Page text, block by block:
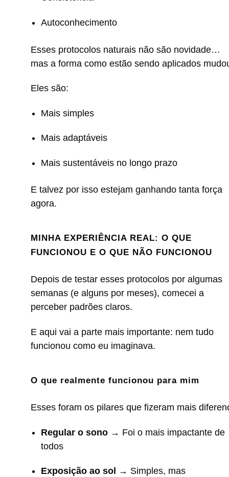
Autoconhecimento
Esses protocolos naturais não são novidade…
mas a forma como estão sendo aplicados
Eles são:
Mais simples
Mais adaptáveis
Mais sustentáveis no longo prazo
E talvez por isso estejam ganhando tanta força
agora.
MINHA EXPERIÊNCIA REAL: O QUE
FUNCIONOU E O QUE NÃO FUNCIONOU
Depois de testar esses protocolos por algumas
semanas (e alguns por meses), comecei a
perceber padrões claros.
E aqui vai a parte mais importante: nem tudo
funcionou como eu imaginava.
O que realmente funcionou para mim
Esses foram os pilares que fizeram mais
Regular o sono → Foi o mais impactante de
todos
Exposição ao sol
→ Simples, mas